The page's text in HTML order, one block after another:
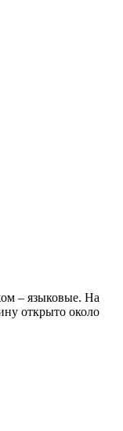
– языковые. На
открыто около